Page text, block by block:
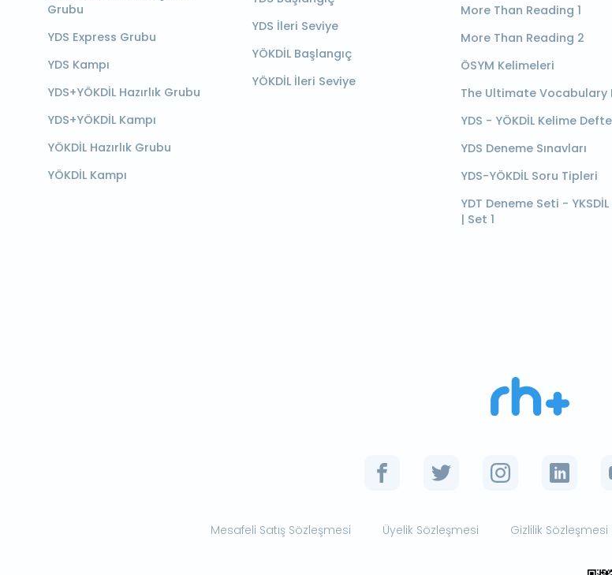
Grubu
YDS Express Grubu
YDS Kampı
YDS+YÖKDİL Hazırlık Grubu
YDS+YÖKDİL Kampı
YÖKDİL Hazırlık Grubu
YÖKDİL Kampı
YDS İleri Seviye
YÖKDİL Başlangıç
YÖKDİL İleri Seviye
More Than Reading 1
More Than Reading 2
ÖSYM Kelimeleri
The Ultimate Vocabulary
YDS - YÖKDİL Kelime
YDS Deneme Sınavları
YDS-YÖKDİL Soru Tipleri
YDT Deneme Seti -
| Set 1
Mesafeli Satış Sözleşmesi Üyelik Sözleşmesi Gizlilik Sözleşmesi